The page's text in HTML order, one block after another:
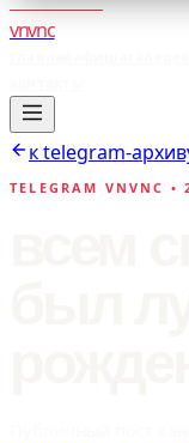
vnvnc
к telegram-
TELEGRAM VNVNC •